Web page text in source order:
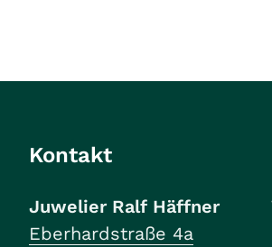
Kontakt
Juwelier Ralf Häffner
Eberhardstraße 4a